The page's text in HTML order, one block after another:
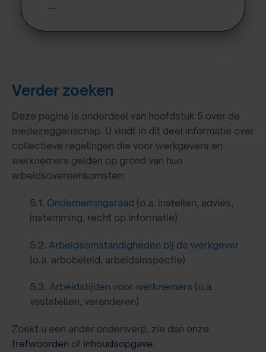
….
Verder zoeken
Deze pagina is onderdeel van hoofdstuk 5 over de
medezeggenschap. U vindt in dit deel informatie over
collectieve regelingen die voor werkgevers en
werknemers gelden op grond van hun
arbeidsovereenkomsten:
5.1. Ondernemingsraad (o.a. instellen, advies,
instemming, recht op informatie)
5.2. Arbeidsomstandigheden bij de werkgever
(o.a. arbobeleid, arbeidsinspectie)
5.3. Arbeidstijden voor werknemers (o.a.
vaststellen, veranderen)
Zoekt u een ander onderwerp, zie dan onze
trefwoorden of inhoudsopgave.